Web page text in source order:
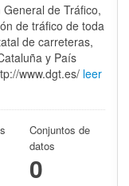
General de Tráfico,
de tráfico de toda
de carreteras,
y País
www.dgt.es/ leer
Conjuntos de
datos
0